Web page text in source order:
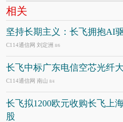
相关
坚持长期主义：长飞拥抱AI
C114通信网 刘定洲 8/6
长飞中标广东电信空芯光纤
C114通信网 南山 8/4
长飞拟1200欧元收购长飞上
股